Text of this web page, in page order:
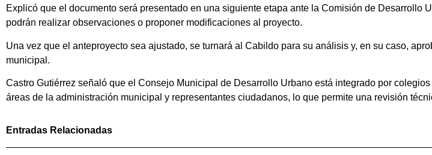
Explicó que el documento será presentado en una siguiente etapa ante la Comisión de Desarrollo
podrán realizar observaciones o proponer modificaciones al proyecto.
Una vez que el anteproyecto sea ajustado, se turnará al Cabildo para su análisis y, en su caso,
municipal.
Castro Gutiérrez señaló que el Consejo Municipal de Desarrollo Urbano está integrado por
áreas de la administración municipal y representantes ciudadanos, lo que permite una revisión
Entradas Relacionadas